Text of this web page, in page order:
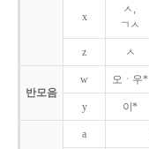
x
ㅅ,
ㄱㅅ
z ㅅ
반모음
w 오ㆍ우*
y 이*
a